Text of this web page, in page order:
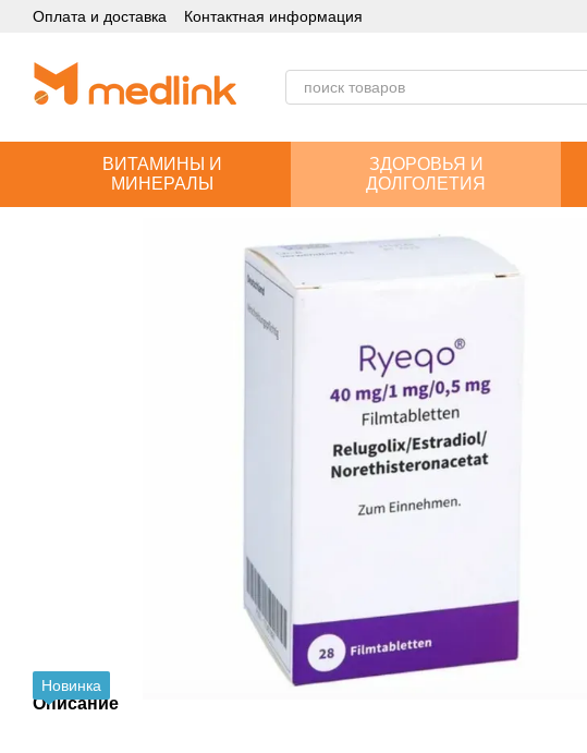
Перейти к основному контенту
Оплата и доставка Контактная информация
ВИТАМИНЫ И
МИНЕРАЛЫ
ЗДОРОВЬЯ И
ДОЛГОЛЕТИЯ
Новинка
Описание